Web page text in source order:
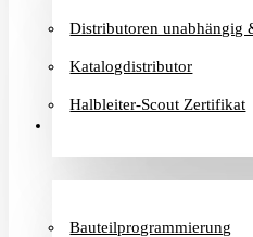
Distributoren unabhängig
Katalogdistributor
Halbleiter-Scout Zertifikat
Bauteilprogrammierung